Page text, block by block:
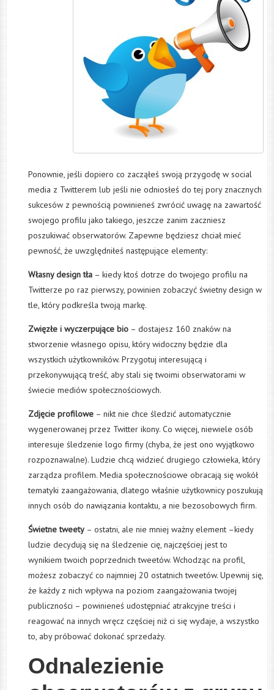
Ponownie, jeśli dopiero co zacząłeś swoją przygodę w social
media z Twitterem lub jeśli nie odniosłeś do tej pory znacznych
sukcesów z pewnością powinieneś zwrócić uwagę na zawartość
swojego profilu jako takiego, jeszcze zanim zaczniesz
poszukiwać obserwatorów. Zapewne będziesz chciał mieć
pewność, że uwzględniłeś następujące elementy:
Własny design tła – kiedy ktoś dotrze do twojego profilu na
Twitterze po raz pierwszy, powinien zobaczyć świetny design w
tle, który podkreśla twoją markę.
Zwięzłe i wyczerpujące bio – dostajesz 160 znaków na
stworzenie własnego opisu, który widoczny będzie dla
wszystkich użytkowników. Przygotuj interesującą i
przekonywującą treść, aby stali się twoimi obserwatorami w
świecie mediów społecznościowych.
Zdjęcie profilowe – nikt nie chce śledzić automatycznie
wygenerowanej przez Twitter ikony. Co więcej, niewiele osób
interesuje śledzenie logo firmy (chyba, że jest ono wyjątkowo
rozpoznawalne). Ludzie chcą widzieć drugiego człowieka, który
zarządza profilem. Media społecznościowe obracają się wokół
tematyki zaangażowania, dlatego właśnie użytkownicy poszukują
innych osób do nawiązania kontaktu, a nie bezosobowych firm.
Świetne tweety – ostatni, ale nie mniej ważny element –kiedy
ludzie decydują się na śledzenie cię, najczęściej jest to
wynikiem twoich poprzednich tweetów. Wchodząc na profil,
możesz zobaczyć co najmniej 20 ostatnich tweetów. Upewnij się,
że każdy z nich wpływa na poziom zaangażowania twojej
publiczności – powinieneś udostępniać atrakcyjne treści i
reagować na innych wręcz częściej niż ci się wydaje, a wszystko
to, aby próbować dokonać sprzedaży.
Odnalezienie